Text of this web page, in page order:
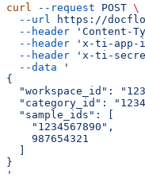
curl --request POST \
  --url
https://
  --header
'Content-
  --header
'x-ti-app-
  --header
'x-ti-
  --data
'
{
"workspace_id":
"category_id":
  "sample_ids": [
    "1234567890",
    987654321
  ]
}
'